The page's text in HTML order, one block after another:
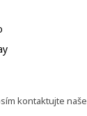
kontaktujte naše